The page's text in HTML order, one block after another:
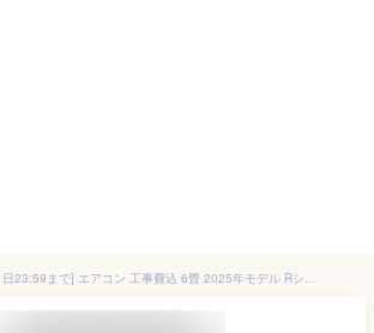
[ポイント5倍/1日23:59まで] エアコン 工事費込 6畳 2025年モデル Rシリーズ 6畳用 節電 いたわりエコモード 消費電力 抑える 電気代 省エネ エコ 内部清浄 タイマー付 入切 シンプル スタンダード 2.2kW アイリスオーヤマ 工事費込み *